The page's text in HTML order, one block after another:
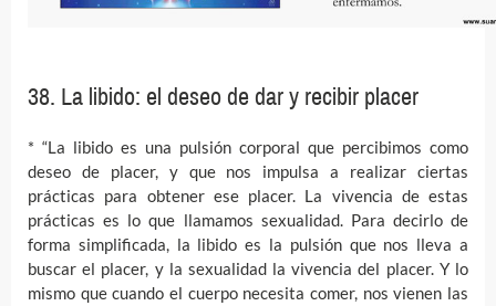
38. La libido: el deseo de dar y recibir placer
* “La libido es una pulsión corporal que percibimos como
deseo de placer, y que nos impulsa a realizar ciertas
prácticas para obtener ese placer. La vivencia de estas
prácticas es lo que llamamos sexualidad. Para decirlo de
forma simplificada, la libido es la pulsión que nos lleva a
buscar el placer, y la sexualidad la vivencia del placer. Y lo
mismo que cuando el cuerpo necesita comer, nos vienen las